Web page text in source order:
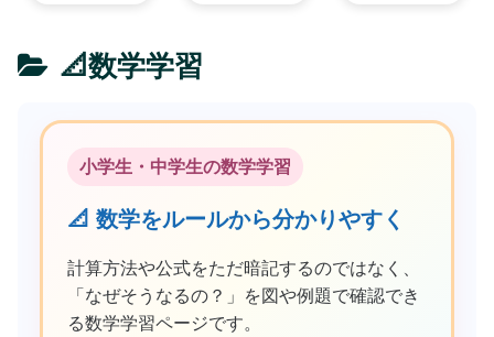
📐数学学習
小学生・中学生の数学学習
📐 数学をルールから分かりやすく
計算方法や公式をただ暗記するのではなく、
「なぜそうなるの？」を図や例題で確認でき
る数学学習ページです。